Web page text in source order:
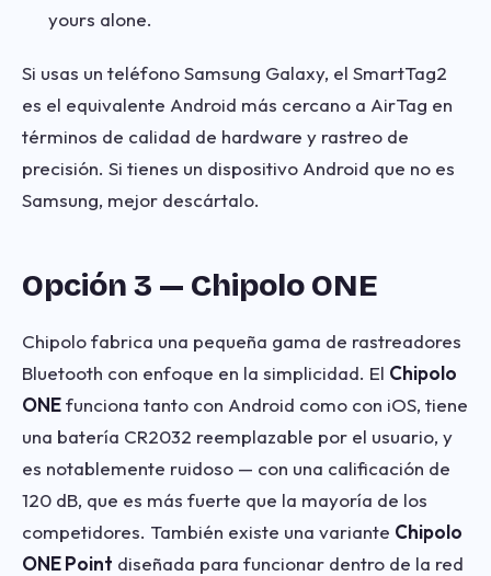
yours alone.
Si usas un teléfono Samsung Galaxy, el SmartTag2
es el equivalente Android más cercano a AirTag en
términos de calidad de hardware y rastreo de
precisión. Si tienes un dispositivo Android que no es
Samsung, mejor descártalo.
Opción 3 — Chipolo ONE
Chipolo fabrica una pequeña gama de rastreadores
Bluetooth con enfoque en la simplicidad. El Chipolo
ONEfunciona tanto con Android como con iOS, tiene
una batería CR2032 reemplazable por el usuario, y
es notablemente ruidoso — con una calificación de
120 dB, que es más fuerte que la mayoría de los
competidores. También existe una variante Chipolo
ONE Point diseñada para funcionar dentro de la red